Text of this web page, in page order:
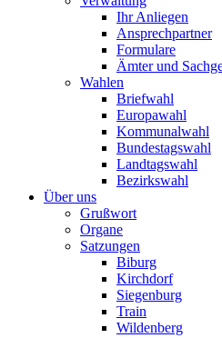
Ihr Anliegen
Ansprechpartner
Formulare
Ämter und
Wahlen
Briefwahl
Europawahl
Kommunalwahl
Bundestagswahl
Landtagswahl
Bezirkswahl
Über uns
Grußwort
Organe
Satzungen
Biburg
Kirchdorf
Siegenburg
Train
Wildenberg